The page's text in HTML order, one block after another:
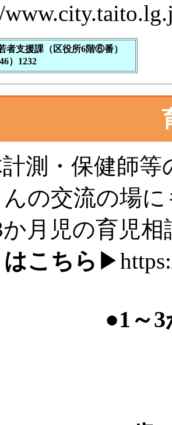
者支援課（区役所6階⑥番）
）1232
測・保健師等
の交流の場
月児の育児相
こちら ▶
●1～